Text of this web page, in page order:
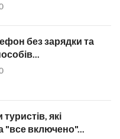
без зарядки та
які
"все включено"...